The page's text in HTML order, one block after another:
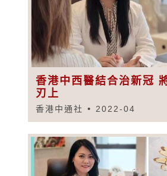
香港中西醫結合治新冠
刃上
香港中通社 2022-04